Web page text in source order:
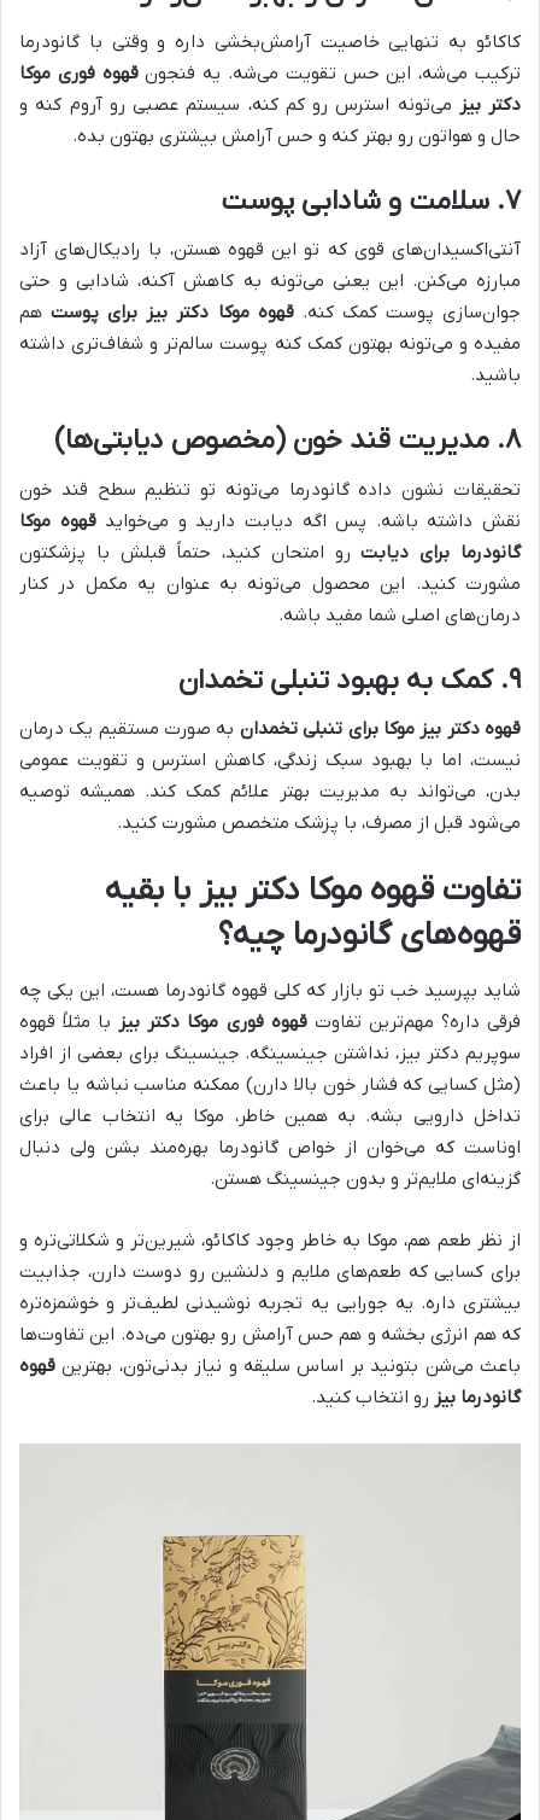
کاکائو به تنهایی خاصیت آرامش‌بخشی داره و وقتی با گانودرما
ترکیب می‌شه، این حس تقویت می‌شه. یه فنجونقهوه فوری موکا
دکتر بیز می‌تونه استرس رو کم کنه، سیستم عصبی رو آروم کنه و
حال و هواتون رو بهتر کنه و حس آرامش بیشتری بهتون بده.
۷. سلامت و شادابی پوست
آنتی‌اکسیدان‌های قوی که تو این قهوه هستن، با رادیکال‌های آزاد
مبارزه می‌کنن. این یعنی می‌تونه به کاهش آکنه، شادابی و حتی
جوان‌سازی پوست کمک کنه.قهوه موکا دکتر بیز برای پوستهم
مفیده و می‌تونه بهتون کمک کنه پوست سالم‌تر و شفاف‌تری داشته
باشید.
۸. مدیریت قند خون (مخصوص دیابتی‌ها)
تحقیقات نشون داده گانودرما می‌تونه تو تنظیم سطح قند خون
نقش داشته باشه. پس اگه دیابت دارید و می‌خوایدقهوه موکا
گانودرما برای دیابترو امتحان کنید، حتماً قبلش با پزشکتون
مشورت کنید. این محصول می‌تونه به عنوان یه مکمل در کنار
درمان‌های اصلی شما مفید باشه.
۹. کمک به بهبود تنبلی تخمدان
قهوه دکتر بیز موکا برای تنبلی تخمدان به صورت مستقیم یک درمان
نیست، اما با بهبود سبک زندگی، کاهش استرس و تقویت عمومی
بدن، می‌تواند به مدیریت بهتر علائم کمک کند. همیشه توصیه
می‌شود قبل از مصرف، با پزشک متخصص مشورت کنید.
تفاوت قهوه موکا دکتر بیز با بقیه
قهوه‌های گانودرما چیه؟
شاید بپرسید خب تو بازار که کلی قهوه گانودرما هست، این یکی چه
فرقی داره؟ مهم‌ترین تفاوتقهوه فوری موکا دکتر بیز با مثلاً قهوه
سوپریم دکتر بیز، نداشتن جینسینگه. جینسینگ برای بعضی از افراد
(مثل کسایی که فشار خون بالا دارن) ممکنه مناسب نباشه یا باعث
تداخل دارویی بشه. به همین خاطر، موکا یه انتخاب عالی برای
اوناست که می‌خوان از خواص گانودرما بهره‌مند بشن ولی دنبال
گزینه‌ای ملایم‌تر و بدون جینسینگ هستن.
از نظر طعم هم، موکا به خاطر وجود کاکائو، شیرین‌تر و شکلاتی‌تره و
برای کسایی که طعم‌های ملایم و دلنشین رو دوست دارن، جذابیت
بیشتری داره. یه جورایی یه تجربه نوشیدنی لطیف‌تر و خوشمزه‌تره
که هم انرژی بخشه و هم حس آرامش رو بهتون می‌ده. این تفاوت‌ها
باعث می‌شن بتونید بر اساس سلیقه و نیاز بدنی‌تون، بهترین قهوه
گانودرما بیز رو انتخاب کنید.